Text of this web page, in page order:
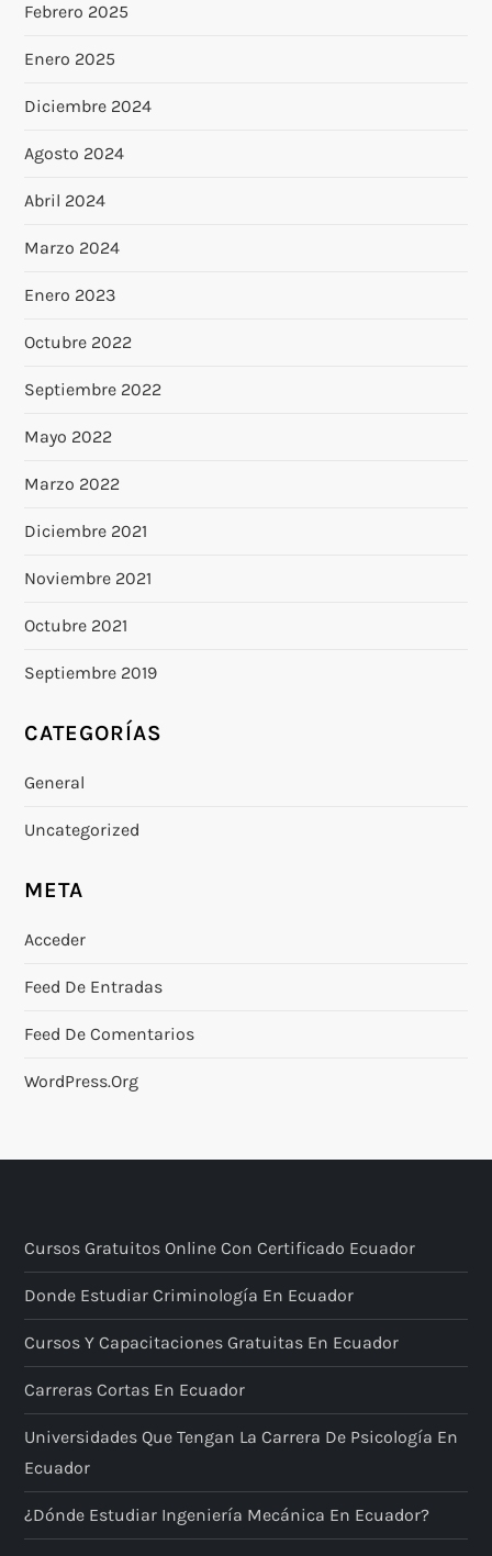
Febrero 2025
Enero 2025
Diciembre 2024
Agosto 2024
Abril 2024
Marzo 2024
Enero 2023
Octubre 2022
Septiembre 2022
Mayo 2022
Marzo 2022
Diciembre 2021
Noviembre 2021
Octubre 2021
Septiembre 2019
CATEGORÍAS
General
Uncategorized
META
Acceder
Feed De Entradas
Feed De Comentarios
WordPress.org
Cursos Gratuitos Online Con Certificado Ecuador
Donde Estudiar Criminología En Ecuador
Cursos Y Capacitaciones Gratuitas En Ecuador
Carreras Cortas En Ecuador
Universidades Que Tengan La Carrera De Psicología En
Ecuador
¿Dónde Estudiar Ingeniería Mecánica En Ecuador?